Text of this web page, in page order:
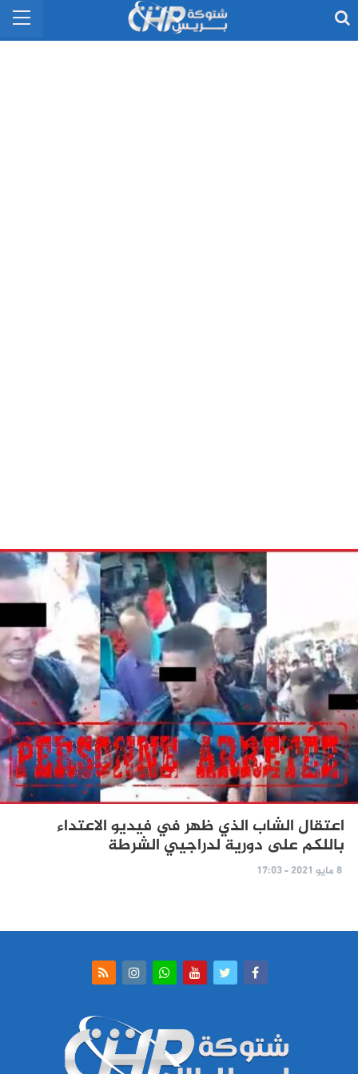
اعتقال الشاب الذي ظهر في فيديو الاعتداء
باللكم على دورية لدراجيي الشرطة
8 مايو 2021 - 17:03